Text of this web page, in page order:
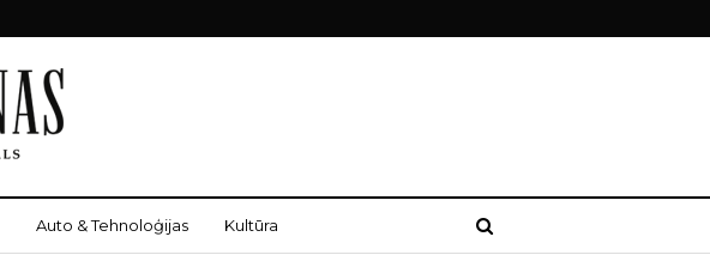
Auto & Tehnoloģijas Kultūra